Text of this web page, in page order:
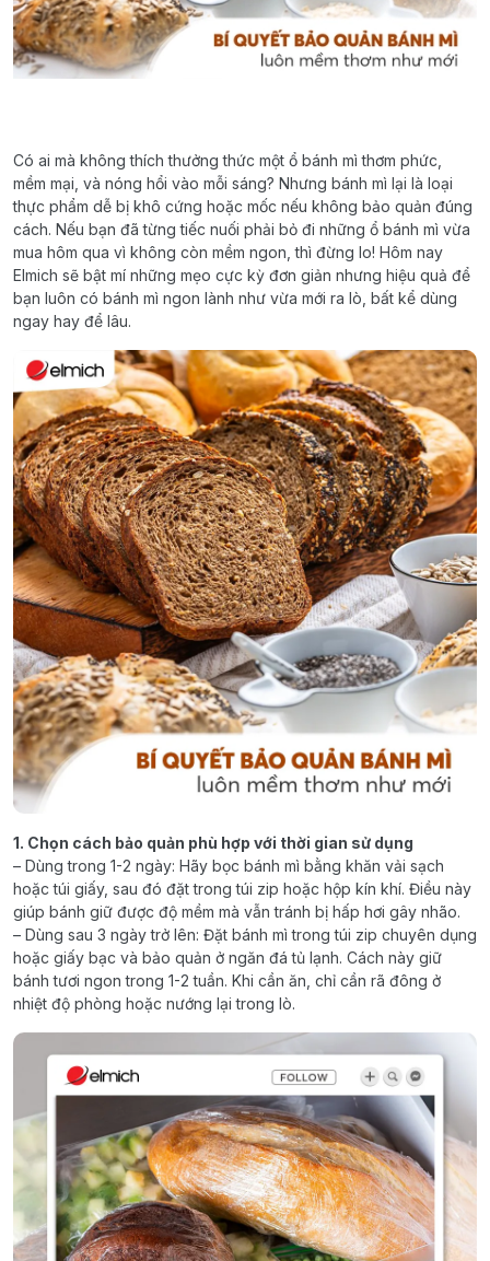
Có ai mà không thích thưởng thức một ổ bánh mì thơm phức,
mềm mại, và nóng hổi vào mỗi sáng? Nhưng bánh mì lại là loại
thực phẩm dễ bị khô cứng hoặc mốc nếu không bảo quản đúng
cách. Nếu bạn đã từng tiếc nuối phải bỏ đi những ổ bánh mì vừa
mua hôm qua vì không còn mềm ngon, thì đừng lo! Hôm nay
Elmich sẽ bật mí những mẹo cực kỳ đơn giản nhưng hiệu quả để
bạn luôn có bánh mì ngon lành như vừa mới ra lò, bất kể dùng
ngay hay để lâu.
1. Chọn cách bảo quản phù hợp với thời gian sử dụng
– Dùng trong 1-2 ngày: Hãy bọc bánh mì bằng khăn vải sạch
hoặc túi giấy, sau đó đặt trong túi zip hoặc hộp kín khí. Điều này
giúp bánh giữ được độ mềm mà vẫn tránh bị hấp hơi gây nhão.
– Dùng sau 3 ngày trở lên: Đặt bánh mì trong túi zip chuyên dụng
hoặc giấy bạc và bảo quản ở ngăn đá tủ lạnh. Cách này giữ
bánh tươi ngon trong 1-2 tuần. Khi cần ăn, chỉ cần rã đông ở
nhiệt độ phòng hoặc nướng lại trong lò.